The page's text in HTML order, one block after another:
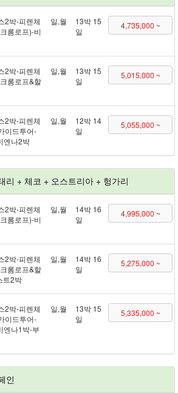
2박 - 피렌체
롬로프) - 비
일,월
13박 15
일
4,735,000 ~
2박 - 피렌체
크롬로프&할
일,월
13박 15
일
5,015,000 ~
2박 - 피렌체
이드투어 -
엔나 2박
일,월
12박 14
일
5,055,000 ~
리 + 체코 + 오스트리아 + 헝가리
2박 - 피렌체
롬로프) - 비
일,월
14박 16
일
4,995,000 ~
2박 - 피렌체
크롬로프&할
트 2박
일,월
14박 16
일
5,275,000 ~
2박 - 피렌체
이드투어 -
나 1박 - 부
일,월
13박 15
일
5,335,000 ~
인